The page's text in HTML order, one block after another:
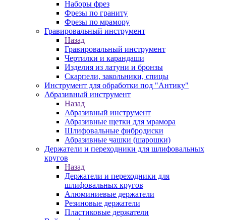
Наборы фрез
Фрезы по граниту
Фрезы по мрамору
Гравировальный инструмент
Назад
Гравировальный инструмент
Чертилки и карандаши
Изделия из латуни и бронзы
Скарпели, закольники, спицы
Инструмент для обработки под "Антику"
Абразивный инструмент
Назад
Абразивный инструмент
Абразивные щетки для мрамора
Шлифовальные фибродиски
Абразивные чашки (шарошки)
Держатели и переходники для шлифовальных
кругов
Назад
Держатели и переходники для
шлифовальных кругов
Алюминиевые держатели
Резиновые держатели
Пластиковые держатели